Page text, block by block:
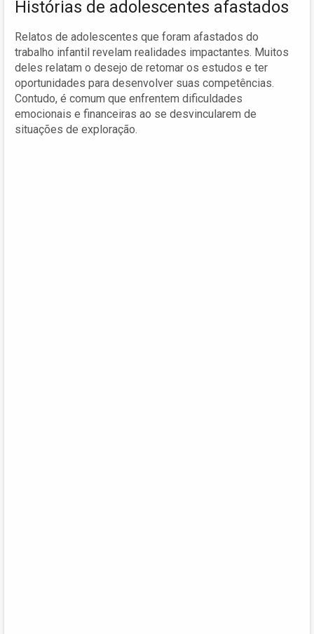
Histórias de adolescentes afastados
Relatos de adolescentes que foram afastados do
trabalho infantil revelam realidades impactantes. Muitos
deles relatam o desejo de retomar os estudos e ter
oportunidades para desenvolver suas competências.
Contudo, é comum que enfrentem dificuldades
emocionais e financeiras ao se desvincularem de
situações de exploração.